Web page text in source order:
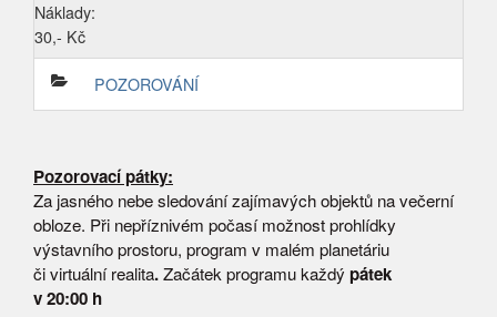
Náklady:
30,- Kč
POZOROVÁNÍ
Pozorovací pátky:
Za jasného nebe sledování zajímavých objektů na večerní
obloze. Při nepříznivém počasí možnost prohlídky
výstavního prostoru, program v malém planetáriu
či virtuální realita.Začátek programu každý pátek
v 20:00 h